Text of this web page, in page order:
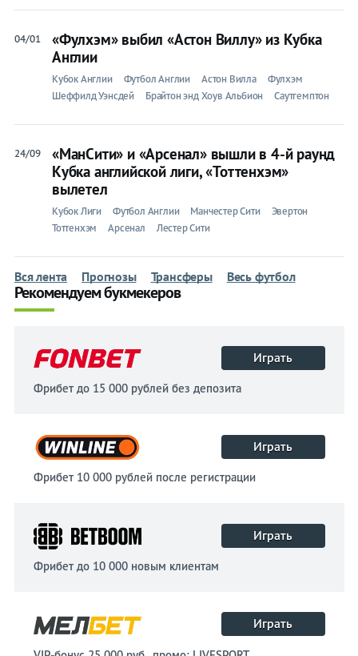
04/01
«Фулхэм» выбил «Астон Виллу» из Кубка
Англии
Кубок Англии Футбол Англии Астон Вилла
Фулхэм
Шеффилд Уэнсдей
Брайтон энд Хоув Альбион Саутгемптон
24/09
«МанСити» и «Арсенал» вышли в 4-й раунд
Кубка английской лиги, «Тоттенхэм»
вылетел
Кубок Лиги Футбол Англии Манчестер Сити
Эвертон
Тоттенхэм
Арсенал Лестер Сити
Вся лента Прогнозы Трансферы Весь футбол
Рекомендуем букмекеров
Играть
Фрибет до 15 000 рублей без депозита
Играть
Фрибет 10 000 рублей после регистрации
Играть
Фрибет до 10 000 новым клиентам
Играть